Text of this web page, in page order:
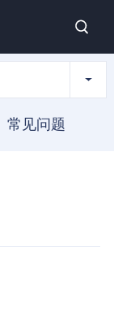
常见问题